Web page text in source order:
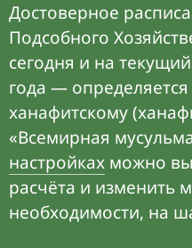
Достоверное
Подсобного
сегодня и на
года — определяется
ханафитскому
«Всемирная
настройках можно
расчёта и изменить
необходимости, на